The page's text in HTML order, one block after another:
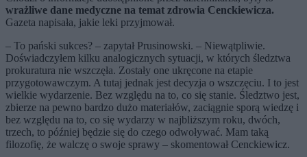
wrażliwe dane medyczne na temat zdrowia Cenckiewicza.
Gazeta napisała, jakie leki przyjmował.
– To pański sukces? – zapytał Prusinowski. – Niewątpliwie.
Doświadczyłem kilku analogicznych sytuacji, w których śledztwa
prokuratura nie wszczęła. Zostały one ukręcone na etapie
przygotowawczym. A tutaj jednak jest decyzja o wszczęciu. I to jest
wielkie wydarzenie. Bez względu na to, co się stanie. Śledztwo jest,
zbierze na pewno bardzo dużo materiałów, zaciągnie sporą wiedzę i
bez względu na to, co się wydarzy w najbliższym roku, dwóch,
trzech, to później będzie się do czego odwoływać. Mam taką
filozofię, że walczę o swoje sprawy – skomentował Cenckiewicz.